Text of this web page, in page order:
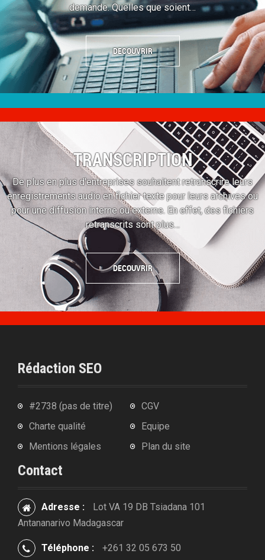
demande. Quelles que soient…
DECOUVRIR
TRANSCRIPTION
De plus en plus d'entreprises souhaitent retranscrire leurs
enregistrements audio en fichier texte pour leurs archives ou
pour une diffusion interne ou externe. En effet, des fichiers
retranscrits sont plus…
DECOUVRIR
Rédaction SEO
#2738 (pas de titre)
CGV
Charte qualité
Equipe
Mentions légales
Plan du site
Contact
Adresse :
Lot VA 19 DB Tsiadana 101
Antananarivo Madagascar
Téléphone : +261 32 05 673 50